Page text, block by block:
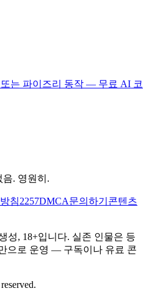
는 파이즈리 동작 — 무료 AI 코
. 영원히.
침2257DMCA문의하기 콘텐츠
성, 18+입니다. 실존 인물은 등
으로 운영 — 구독이나 유료 콘